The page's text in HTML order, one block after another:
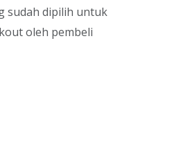
sudah dipilih untuk
oleh pembeli